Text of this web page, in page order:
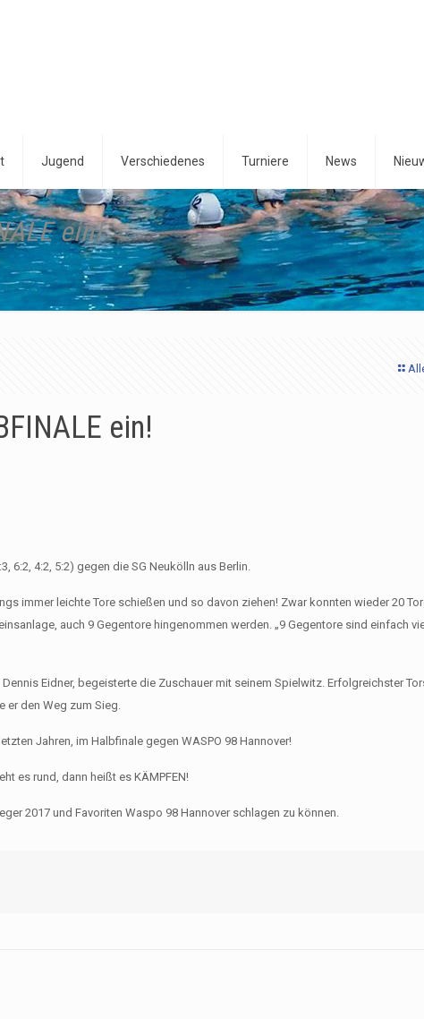
Jugend Verschiedenes Turniere News
ein!
ein!
6:2, 4:2, 5:2) gegen die SG Neukölln aus Berlin.
immer leichte Tore schießen und so davon ziehen! Zwar konnten wieder 20
auch 9 Gegentore hingenommen werden. „9 Gegentore sind einfach
Eidner, begeisterte die Zuschauer mit seinem Spielwitz. Erfolgreichster
er den Weg zum Sieg.
Jahren, im Halbfinale gegen WASPO 98 Hannover!
es rund, dann heißt es KÄMPFEN!
2017 und Favoriten Waspo 98 Hannover schlagen zu können.